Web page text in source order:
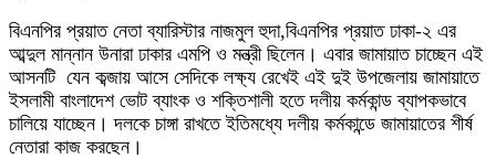
বিএনপির প্রয়াত নেতা ব্যারিস্টার নাজমুল হুদা,বিএনপির প্রয়াত ঢাকা-২ এর
আব্দুল মান্নান উনারা ঢাকার এমপি ও মন্ত্রী ছিলেন। এবার জামায়াত চাচ্ছেন এই
আসনটি যেন কব্জায় আসে সেদিকে লক্ষ্য রেখেই এই দুই উপজেলায় জামায়াতে
ইসলামী বাংলাদেশ ভোট ব্যাংক ও শক্তিশালী হতে দলীয় কর্মকান্ড ব্যাপকভাবে
চালিয়ে যাচ্ছেন। দলকে চাঙ্গা রাখতে ইতিমধ্যে দলীয় কর্মকান্ডে জামায়াতের শীর্ষ
নেতারা কাজ করছেন।